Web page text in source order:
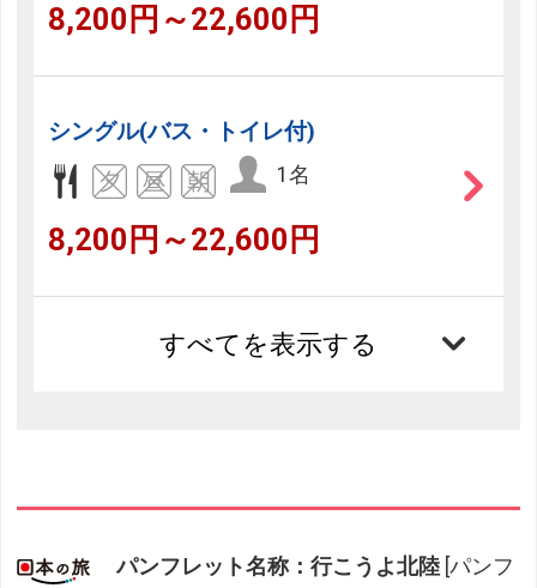
8,200円～22,600円
シングル(バス・トイレ付)
1名
8,200円～22,600円
すべてを表示する
パンフレット名称：行こうよ北陸 [パンフ